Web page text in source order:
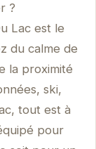
?
Lac est le
du calme de
la proximité
ski,
tout est à
pour